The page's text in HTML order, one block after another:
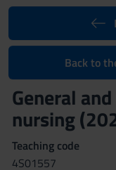
Back to
General
nursing
Teaching code
4S01557